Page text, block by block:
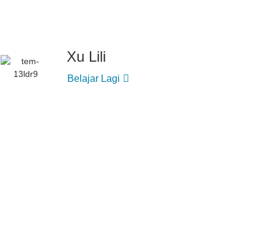
Xu Lili
Belajar Lagi